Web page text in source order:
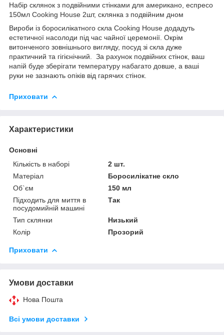
Набір склянок з подвійними стінками для американо, еспресо
150мл Cooking House 2шт, склянка з подвійним дном
Вироби із боросилікатного скла Cooking House додадуть
естетичної насолоди під час чайної церемонії. Окрім
витонченого зовнішнього вигляду, посуд зі скла дуже
практичний та гігієнічний. За рахунок подвійних стінок, ваш
напій буде зберігати температуру набагато довше, а ваші
руки не зазнають опіків від гарячих стінок.
Приховати
Характеристики
Основні
Кількість в наборі
2 шт.
Матеріал
Боросилікатне скло
Об`єм
150 мл
Підходить для миття в
посудомийній машині
Так
Тип склянки
Низький
Колір
Прозорий
Приховати
Умови доставки
Нова Пошта
Всі умови доставки